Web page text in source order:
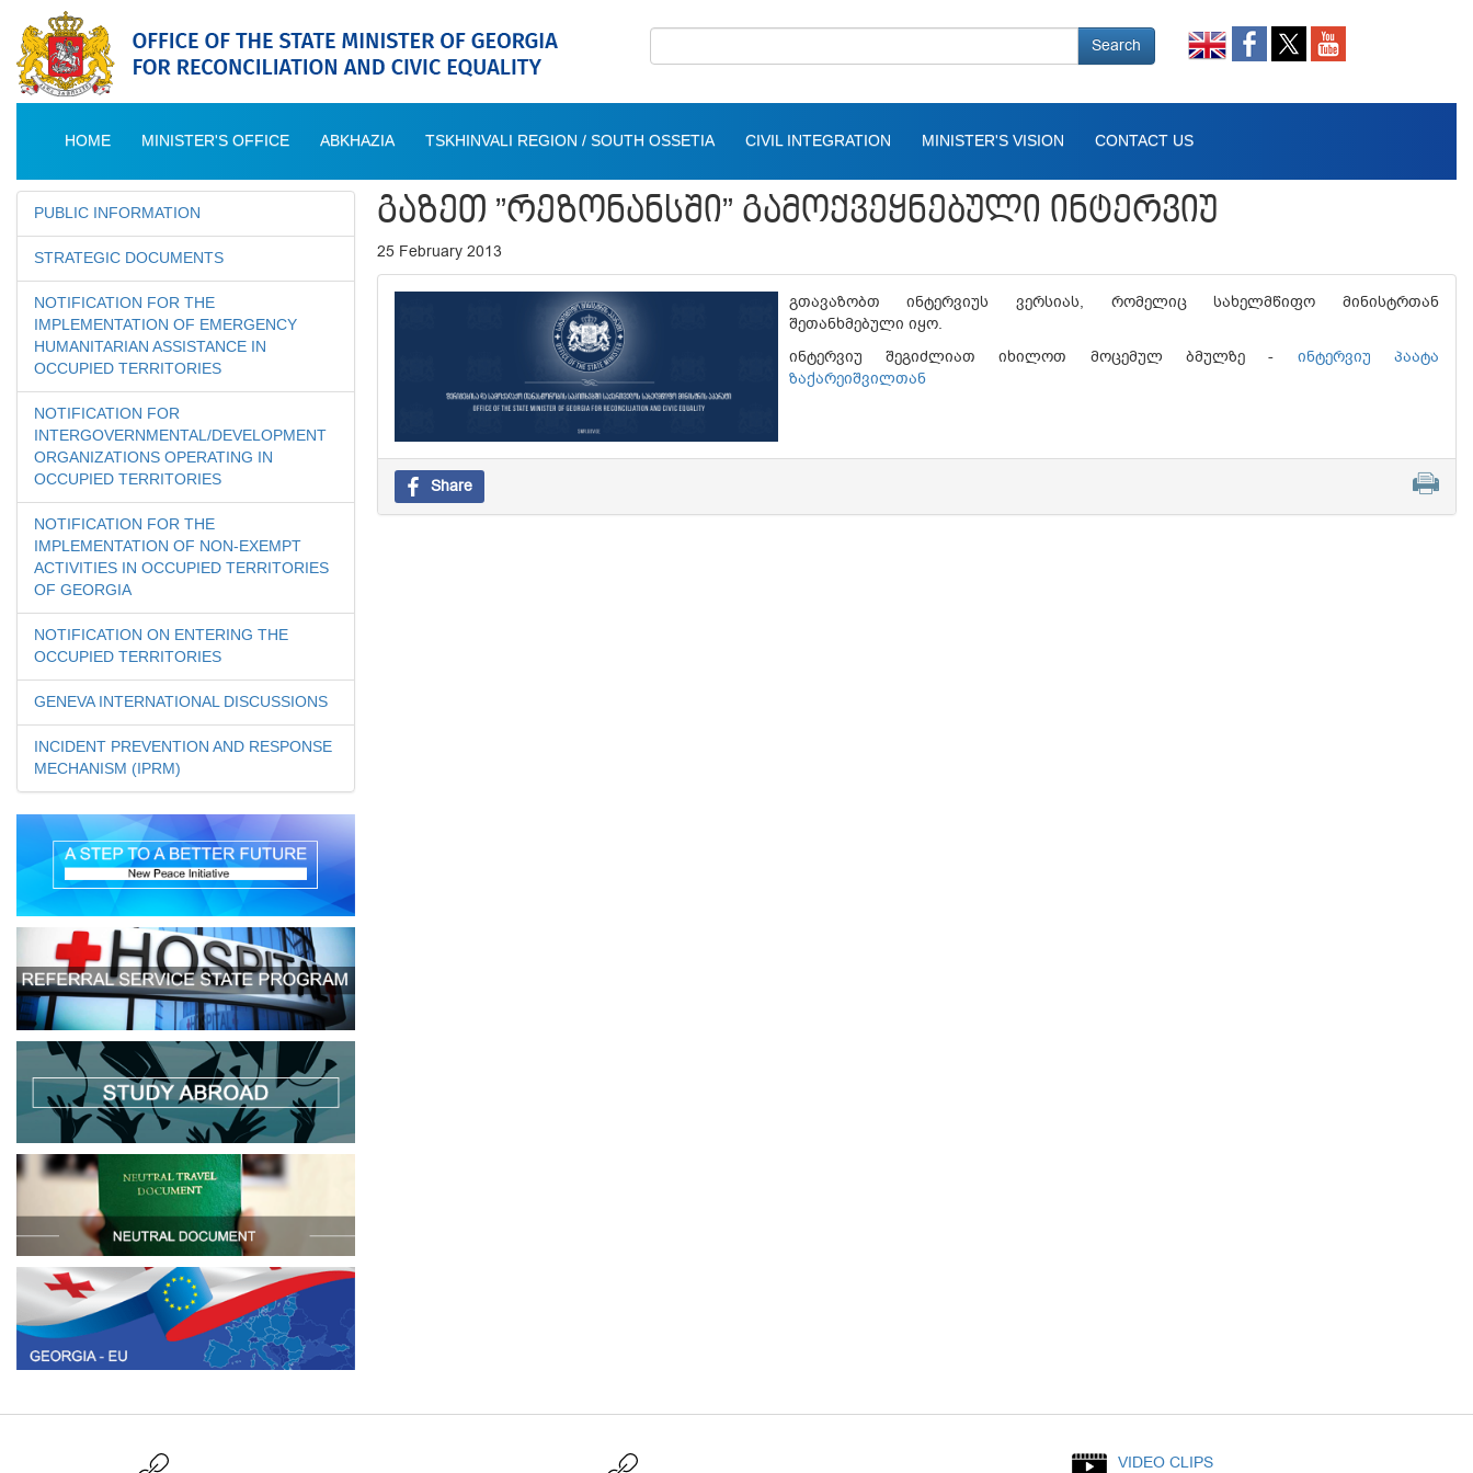
Search
HOME MINISTER'S OFFICE ABKHAZIA TSKHINVALI REGION / SOUTH OSSETIA CIVIL INTEGRATION MINISTER'S VISION CONTACT US
PUBLIC INFORMATION
STRATEGIC DOCUMENTS
NOTIFICATION FOR THE
IMPLEMENTATION OF EMERGENCY
HUMANITARIAN ASSISTANCE IN
OCCUPIED TERRITORIES
NOTIFICATION FOR
INTERGOVERNMENTAL/DEVELOPMENT
ORGANIZATIONS OPERATING IN
OCCUPIED TERRITORIES
NOTIFICATION FOR THE
IMPLEMENTATION OF NON-EXEMPT
ACTIVITIES IN OCCUPIED TERRITORIES
OF GEORGIA
NOTIFICATION ON ENTERING THE
OCCUPIED TERRITORIES
GENEVA INTERNATIONAL DISCUSSIONS
INCIDENT PREVENTION AND RESPONSE
MECHANISM (IPRM)
ᲒᲐᲖᲔᲗ ”ᲠᲔᲖᲝᲜᲐᲜᲡᲨᲘ” ᲒᲐᲛᲝᲥᲕᲔᲧᲜᲔᲑᲣᲚᲘ ᲘᲜᲢᲔᲠᲕᲘᲣ
25 February 2013
გთავაზობთ ინტერვიუს ვერსიას, რომელიც სახელმწიფო მინისტრთან
შეთანხმებული იყო.
ინტერვიუ შეგიძლიათ იხილოთ მოცემულ ბმულზე - ინტერვიუ პაატა
ზაქარეიშვილთან
Share
VIDEO CLIPS